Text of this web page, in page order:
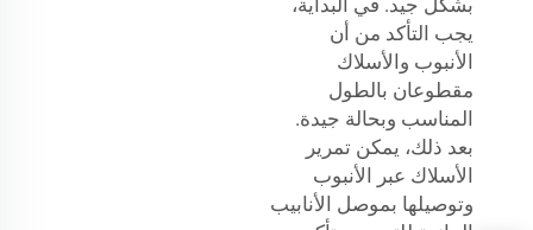
يجب التأكد من أن
الأنبوب والأسلاك
مقطوعان بالطول
المناسب وبحالة جيدة.
بعد ذلك، يمكن تمرير
الأسلاك عبر الأنبوب
وتوصيلها بموصل الأنابيب